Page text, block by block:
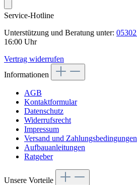
Service-Hotline
Unterstützung und Beratung unter:
16:00 Uhr
Vertrag widerrufen
Informationen
AGB
Kontaktformular
Datenschutz
Widerrufsrecht
Impressum
Versand und Zahlungsbedingungen
Aufbauanleitungen
Ratgeber
Unsere Vorteile